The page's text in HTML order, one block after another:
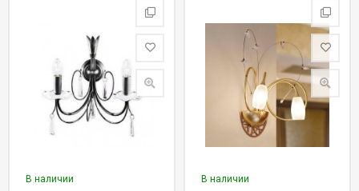
В наличии В наличии